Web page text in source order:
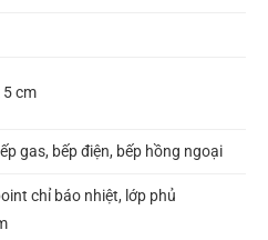
5 cm
gas, bếp điện, bếp hồng ngoại
chỉ báo nhiệt, lớp phủ